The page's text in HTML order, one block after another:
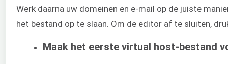
Werk daarna uw domeinen en e-mail op de juiste
het bestand op te slaan. Om de editor af te sluiten,
Maak het eerste virtual host-bestand